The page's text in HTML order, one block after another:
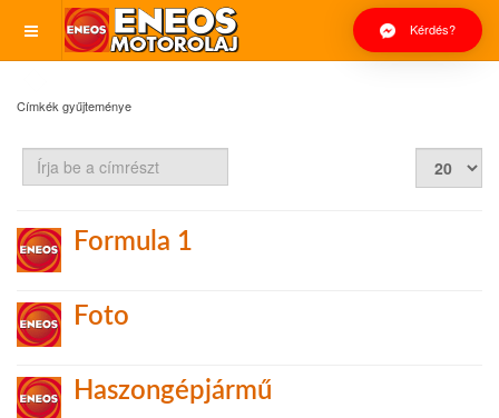
Kérdés?
Címkék gyűjteménye
Írja
a
Formula 1
Foto
Haszongépjármű